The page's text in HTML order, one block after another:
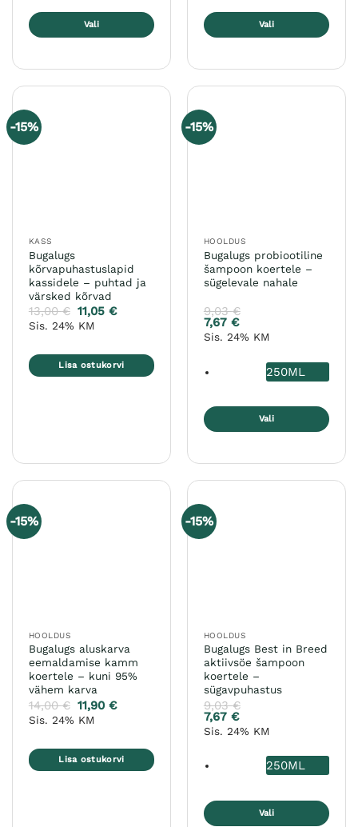
Vali
varianti.
Valikuid
saab
Vali
varianti.
Valikuid
saab
-15%
KASS
Bugalugs
kõrvapuhastuslapid
kassidele – puhtad ja
värsked kõrvad
13,00€ 11,05€
Sis. 24% KM
Lisa ostukorvi
-15%
HOOLDUS
Bugalugs probiootiline
šampoon koertele –
sügelevale nahale
9,03€
7,67 €
Sis. 24% KM
250ML
Vali
varianti.
Valikuid
saab
-15%
HOOLDUS
Bugalugs aluskarva
eemaldamise kamm
koertele – kuni 95%
vähem karva
14,00€ 11,90€
Sis. 24% KM
Lisa ostukorvi
-15%
HOOLDUS
Bugalugs Best in Breed
aktiivsöe šampoon
koertele –
sügavpuhastus
9,03€
7,67 €
Sis. 24% KM
250ML
Vali